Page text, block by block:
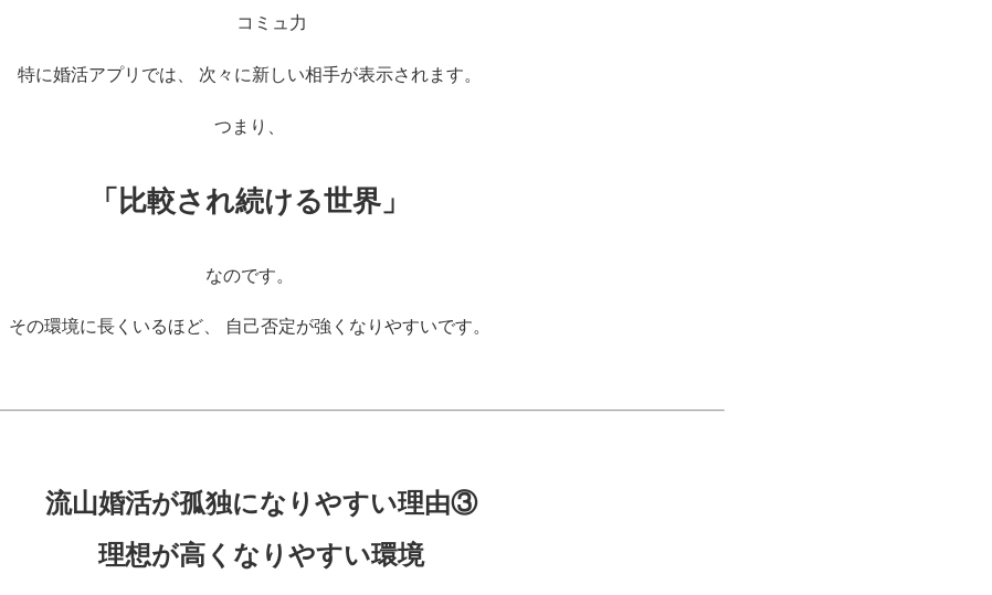
コミュ力
特に婚活アプリでは、 次々に新しい相手が表示されます。
つまり、
「比較され続ける世界」
なのです。
その環境に長くいるほど、 自己否定が強くなりやすいです。
流山婚活が孤独になりやすい理由③
理想が高くなりやすい環境